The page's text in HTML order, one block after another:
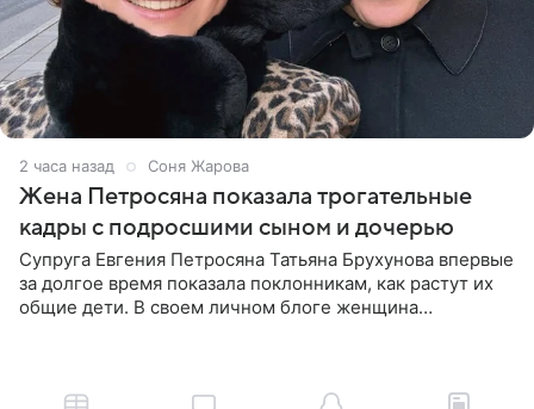
2 часа назад Соня Жарова
Жена Петросяна показала трогательные
кадры с подросшими сыном и дочерью
Супруга Евгения Петросяна Татьяна Брухунова впервые
за долгое время показала поклонникам, как растут их
общие дети. В своем личном блоге женщина